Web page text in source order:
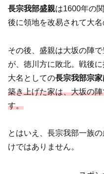
長宗我部盛親は1600年の
後に領地を改易されて大名
その後、盛親は大坂の陣
が、徳川方に敗北。戦後
大名としての長宗我部宗
築き上げた家は、大坂の
す。
とはいえ、長宗我部一族
けではありません。